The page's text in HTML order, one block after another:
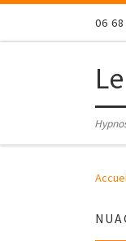
Passer au contenu
06